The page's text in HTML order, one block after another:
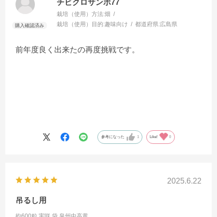
チビクロサンボ77
栽培（使用）方法:畑
栽培（使用）目的:趣味向け 都道府県:広島県
前年度良く出来たの再度挑戦です。
参考になった 1 Like! 0
2025.6.22
吊るし用